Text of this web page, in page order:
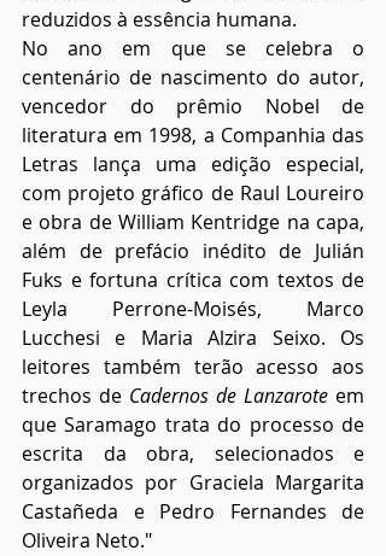
reduzidos à essência humana.
No ano em que se celebra o
centenário de nascimento do autor,
vencedor do prêmio Nobel de
literatura em 1998, a Companhia das
Letras lança uma edição especial,
com projeto gráfico de Raul Loureiro
e obra de William Kentridge na capa,
além de prefácio inédito de Julián
Fuks e fortuna crítica com textos de
Leyla Perrone-Moisés, Marco
Lucchesi e Maria Alzira Seixo. Os
leitores também terão acesso aos
trechos de Cadernos de Lanzarote em
que Saramago trata do processo de
escrita da obra, selecionados e
organizados por Graciela Margarita
Castañeda e Pedro Fernandes de
Oliveira Neto."